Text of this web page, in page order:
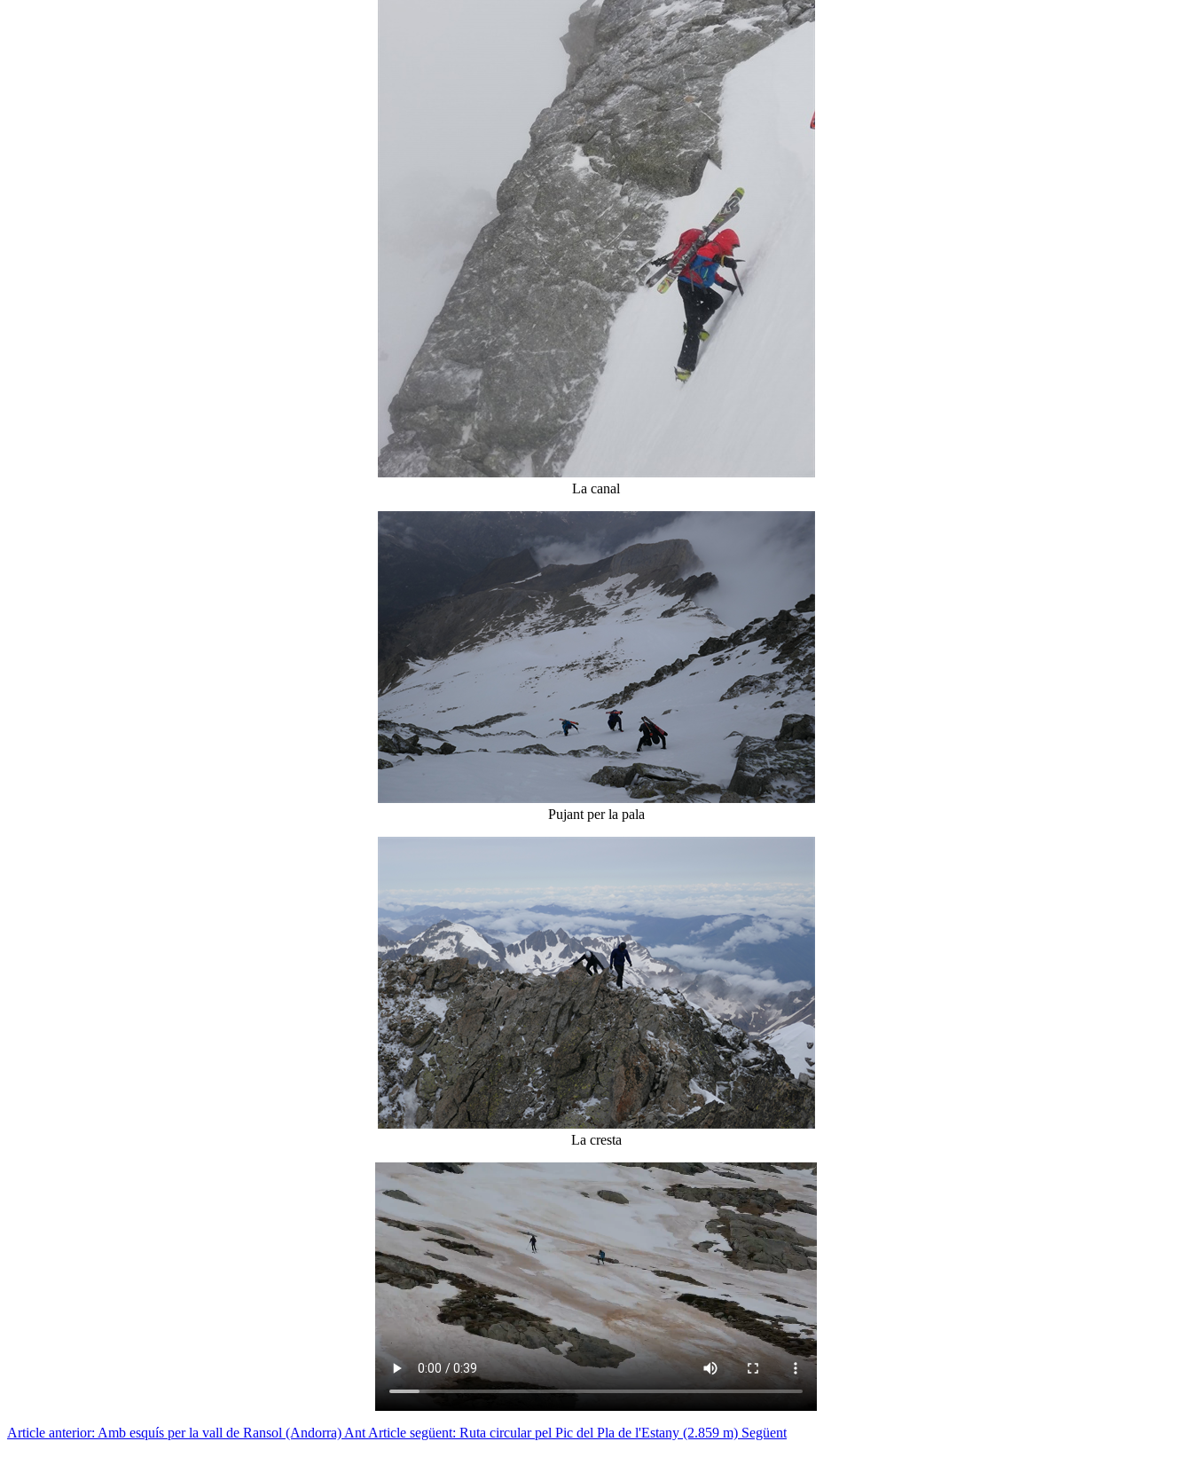
La canal
Pujant per la pala
La cresta
Article anterior: Amb esquís per la vall de Ransol (Andorra) Ant Article següent: Ruta circular pel Pic del Pla de l'Estany (2.859 m) Següent